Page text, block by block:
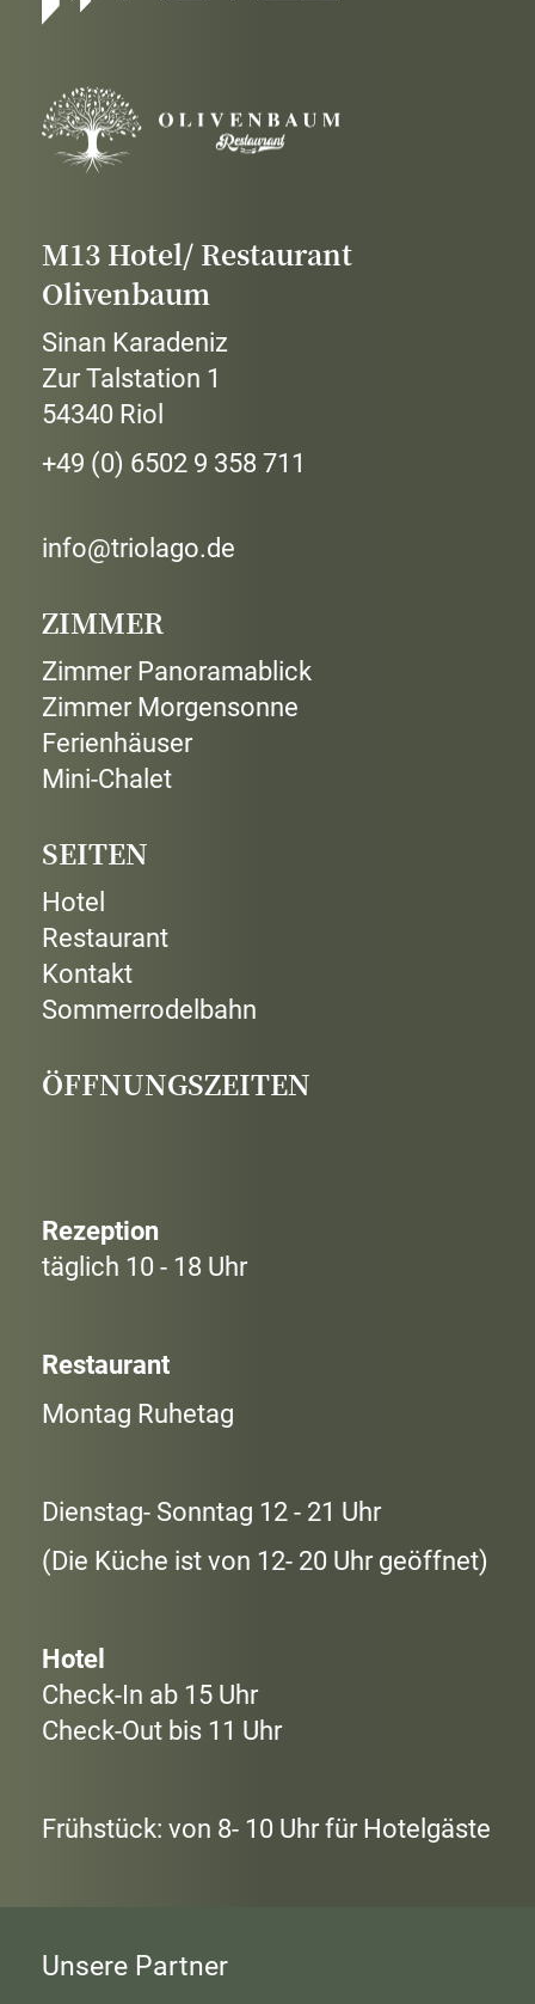
M13 Hotel/ Restaurant
Olivenbaum
Sinan Karadeniz
Zur Talstation 1
54340 Riol
+49 (0) 6502 9 358 711
info@triolago.de
ZIMMER
Zimmer Panoramablick
Zimmer Morgensonne
Ferienhäuser
Mini-Chalet
SEITEN
Hotel
Restaurant
Kontakt
Sommerrodelbahn
ÖFFNUNGSZEITEN
Rezeption
täglich 10 - 18 Uhr
Restaurant
Montag Ruhetag
Dienstag- Sonntag 12 - 21 Uhr
(Die Küche ist von 12- 20 Uhr geöffnet)
Hotel
Check-In ab 15 Uhr
Check-Out bis 11 Uhr
Frühstück: von 8- 10 Uhr für Hotelgäste
Unsere Partner